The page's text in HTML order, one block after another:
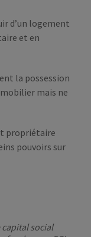
d’un logement
et en
la possession
mais ne
propriétaire
pouvoirs sur
social